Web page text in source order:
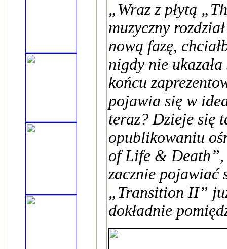
„Wraz z płytą
muzyczny
nową fazę,
nigdy nie
końcu
pojawia się w
teraz? Dzieje się
opublikowaniu
of Life & Death”,
zacznie pojawiać
„Transition II”
dokładnie